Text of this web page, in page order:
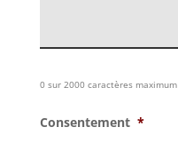
0 sur 2000 caractères maximum
Consentement *